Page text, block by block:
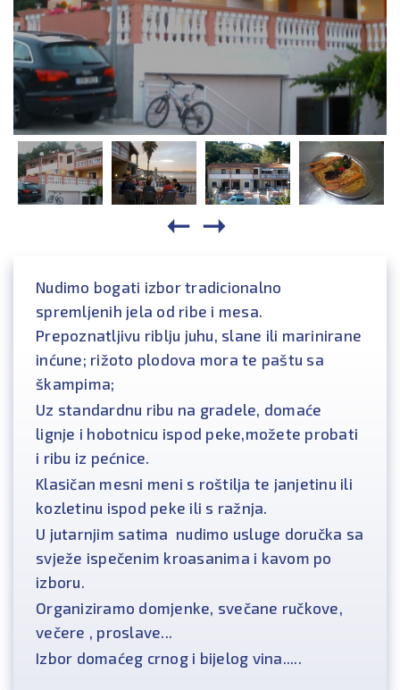
Nudimo bogati izbor tradicionalno
spremljenih jela od ribe i mesa.
Prepoznatljivu riblju juhu, slane ili marinirane
inćune; rižoto plodova mora te paštu sa
škampima;
Uz standardnu ribu na gradele, domaće
lignje i hobotnicu ispod peke,možete probati
i ribu iz pećnice.
Klasičan mesni meni s roštilja te janjetinu ili
kozletinu ispod peke ili s ražnja.
U jutarnjim satima nudimo usluge doručka sa
svježe ispečenim kroasanima i kavom po
izboru.
Organiziramo domjenke, svečane ručkove,
večere , proslave...
Izbor domaćeg crnog i bijelog vina.....